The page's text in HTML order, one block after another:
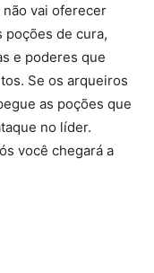
vai oferecer
poções de cura,
e poderes que
Se os arqueiros
as poções que
no lí­der.
você chegará a